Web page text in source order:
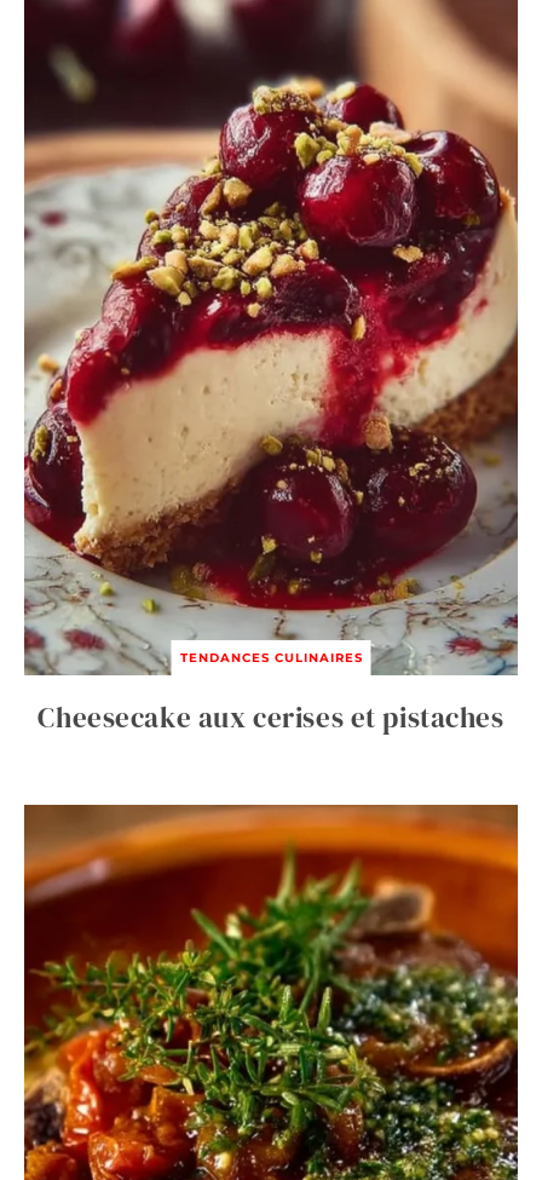
TENDANCES CULINAIRES
Cheesecake aux cerises et pistaches